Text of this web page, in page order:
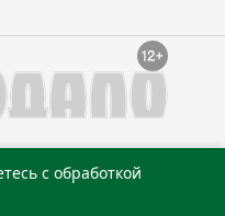
с обработкой